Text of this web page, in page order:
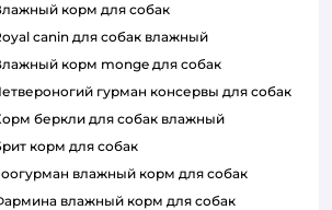
влажный корм для собак
royal canin для собак влажный
влажный корм monge для собак
четвероногий гурман консервы для собак
корм беркли для собак влажный
брит корм для собак
зоогурман влажный корм для собак
фармина влажный корм для собак